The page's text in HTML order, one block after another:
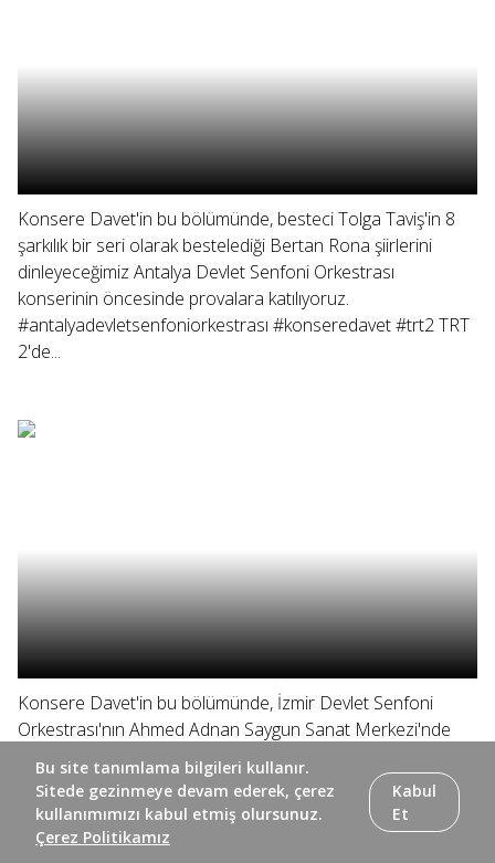
Konsere Davet'in bu bölümünde, besteci Tolga Taviş'in 8
şarkılık bir seri olarak bestelediği Bertan Rona şiirlerini
dinleyeceğimiz Antalya Devlet Senfoni Orkestrası
konserinin öncesinde provalara katılıyoruz.
#antalyadevletsenfoniorkestrası #konseredavet #trt2 TRT
2'de...
Konsere Davet'in bu bölümünde, İzmir Devlet Senfoni
Orkestrası'nın Ahmed Adnan Saygun Sanat Merkezi'nde
vereceği konser öncesi hazırlık çalışmalarını izliyor ve
müzisyenleri dinliyoruz. #izmirdevletsenfoniorkestrası
#konseredavet #trt2 TRT 2'de izlediğimiz konserlerin
hazırlık...
Bu site tanımlama bilgileri kullanır.
Sitede gezinmeye devam ederek, çerez
kullanımımızı kabul etmiş olursunuz.
Çerez Politikamız
Kabul
Et